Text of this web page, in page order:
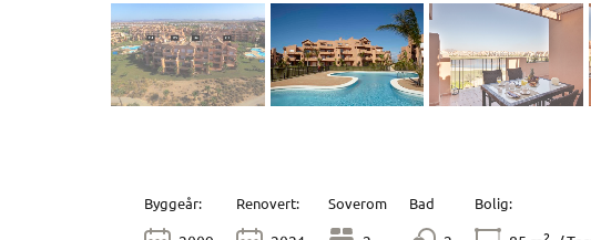
Byggeår: Renovert: Soverom Bad Bolig:
2